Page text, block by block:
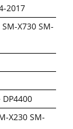
2017
X730 SM-
X230 SM-